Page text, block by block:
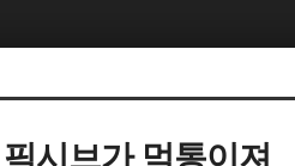
시브가 먹통이져